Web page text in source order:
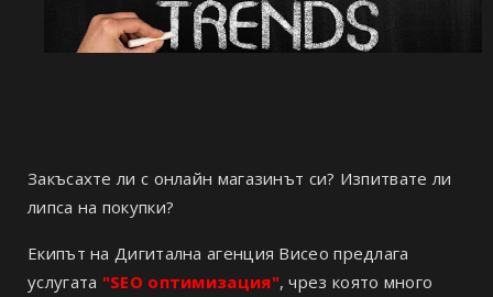
Закъсахте ли с онлайн магазинът си? Изпитвате ли
липса на покупки?
Екипът на Дигитална агенция Висео предлага
услугата "SEO оптимизация", чрез която много